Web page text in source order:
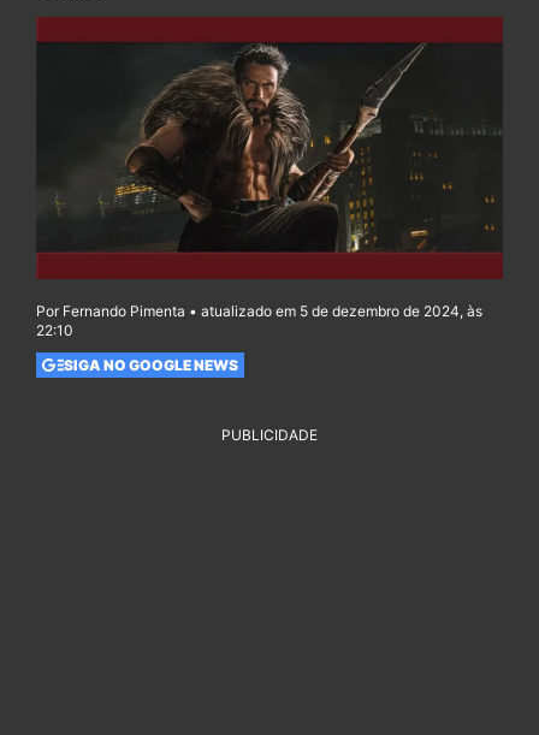
Por Fernando Pimenta • atualizado em 5 de dezembro de 2024, às
22:10
SIGA NO GOOGLE NEWS
PUBLICIDADE